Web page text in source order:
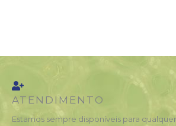
ATENDIMENTO
Estamos sempre disponíveis para